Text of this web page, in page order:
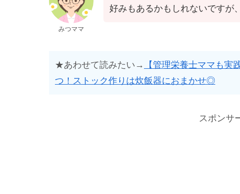
みつママ
好みもあるかもしれないですが
★あわせて読みたい→
【管理栄養士ママも実
つ！ストック作りは炊飯器におまかせ◎
スポンサ